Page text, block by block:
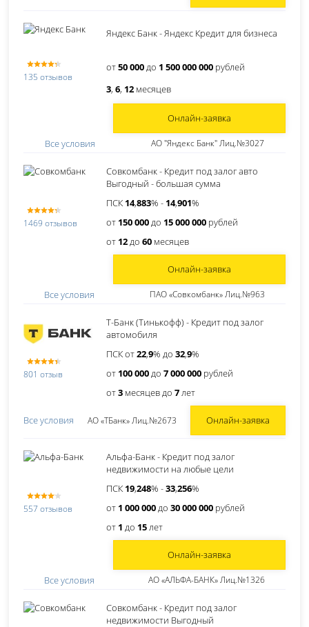
135 отзывов
Яндекс Банк - Яндекс Кредит для бизнеса
от50 000до 1 500 000 000 рублей
3,6, 12 месяцев
Все условия АО "Яндекс Банк" Лиц.№3027
Онлайн-заявка
1469 отзывов
Совкомбанк - Кредит под залог авто
Выгодный - большая сумма
ПСК14,883% - 14,901%
от 150 000до 15 000 000 рублей
от 12до60 месяцев
Все условия ПАО «Совкомбанк» Лиц.№963
Онлайн-заявка
801 отзыв
Т-Банк (Тинькофф) - Кредит под залог
автомобиля
ПСК от22,9% до32,9%
от 100 000до7 000 000 рублей
от3 месяцев до7лет
Все условия АО «ТБанк» Лиц.№2673 Онлайн-заявка
557 отзывов
Альфа-Банк - Кредит под залог
недвижимости на любые цели
ПСК19,248% -33,256%
от 1 000 000до30 000 000 рублей
от 1 до 15лет
Все условия АО «АЛЬФА-БАНК» Лиц.№1326
Онлайн-заявка
Совкомбанк - Кредит под залог
недвижимости Выгодный